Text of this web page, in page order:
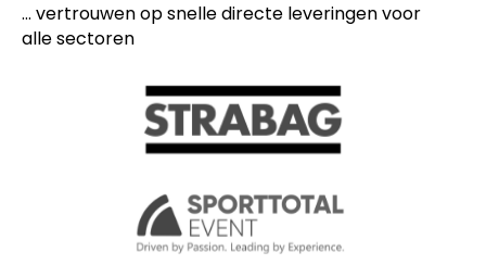
... vertrouwen op snelle directe leveringen voor
alle sectoren